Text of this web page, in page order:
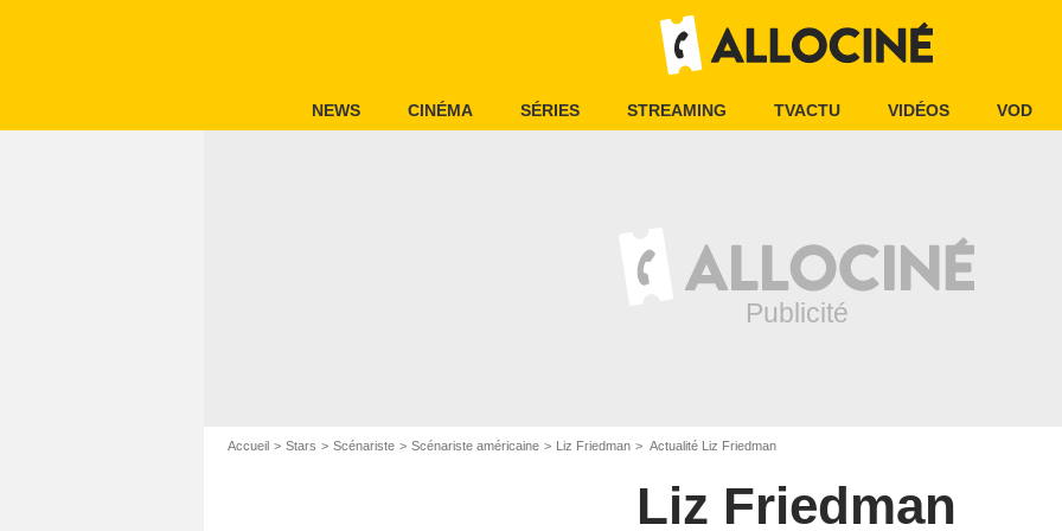
NEWS CINÉMA SÉRIES STREAMING TVACTU VIDÉOS VOD
Accueil Stars Scénariste Scénariste américaine Liz Friedman Actualité Liz Friedman
Liz Friedman